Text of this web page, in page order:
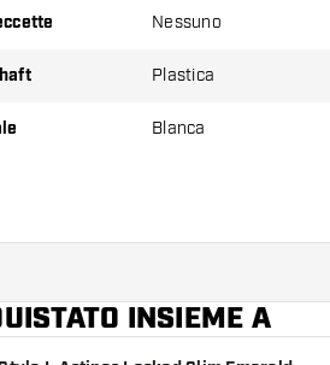
avere a portata di mano un gran
di dimensioni diverse per
Nessuno
Plastica
Blanca
INSIEME A